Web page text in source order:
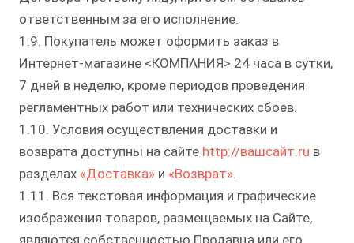
ответственным за его исполнение.
1.9. Покупатель может оформить заказ в
Интернет-магазине <КОМПАНИЯ> 24 часа в сутки,
7 дней в неделю, кроме периодов проведения
регламентных работ или технических сбоев.
1.10. Условия осуществления доставки и
возврата доступны на сайте http://вашсайт.ru в
разделах «Доставка» и «Возврат».
1.11. Вся текстовая информация и графические
изображения товаров, размещаемых на Сайте,
являются собственностью Продавца или его